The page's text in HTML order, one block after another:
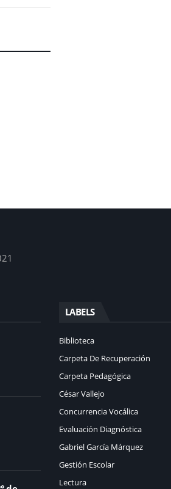
LABELS
Biblioteca
Carpeta De Recuperación
Carpeta Pedagógica
César Vallejo
Concurrencia Vocálica
Evaluación Diagnóstica
Gabriel García Márquez
Gestión Escolar
Lectura